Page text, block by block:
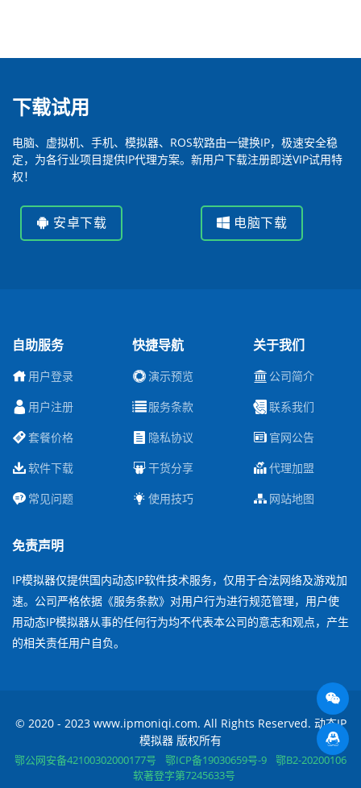
下载试用
电脑、虚拟机、手机、模拟器、ROS软路由一键换IP，极速安全稳
定，为各行业项目提供IP代理方案。新用户下载注册即送VIP试用特
权！
安卓下载 电脑下载
自助服务
用户登录
用户注册
套餐价格
软件下载
常见问题
快捷导航
演示预览
服务条款
隐私协议
干货分享
使用技巧
关于我们
公司简介
联系我们
官网公告
代理加盟
网站地图
免责声明
IP模拟器仅提供国内动态IP软件技术服务，仅用于合法网络及游戏加
速。公司严格依据《服务条款》对用户行为进行规范管理，用户使
用动态IP模拟器从事的任何行为均不代表本公司的意志和观点，产生
的相关责任用户自负。
© 2020 - 2023 www.ipmoniqi.com. All Rights Reserved. 动态IP
模拟器 版权所有
鄂公网安备42100302000177号 鄂ICP备19030659号-9
鄂B2-20200106
软著登字第7245633号